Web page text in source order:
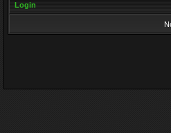
Login